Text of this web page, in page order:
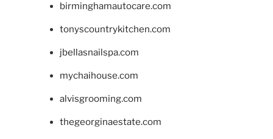
birminghamautocare.com
tonyscountrykitchen.com
jbellasnailspa.com
mychaihouse.com
alvisgrooming.com
thegeorginaestate.com